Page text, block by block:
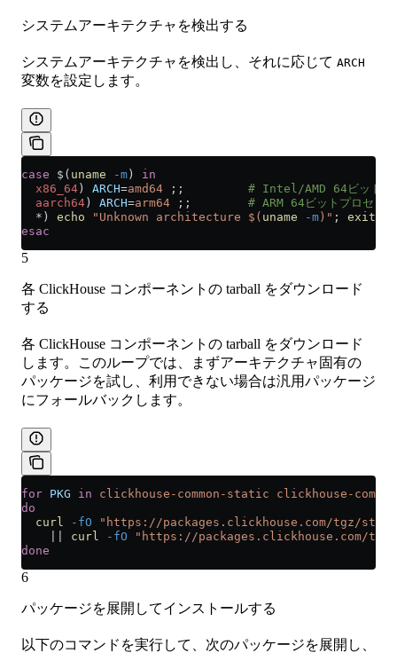
システムアーキテクチャを検出する
システムアーキテクチャを検出し、それに応じて ARCH
変数を設定します。
case $( uname -m) in
  x86_64
) ARCH=amd64 ;; # Intel/AMD 64ビットプ
  aarch64
) ARCH=arm64 ;; # ARM 64ビットプロセッ
  *)
echo "Unknown architecture $( uname -m)" ; exit
esac
5
各 ClickHouse コンポーネントの tarball をダウンロード
する
各 ClickHouse コンポーネントの tarball をダウンロード
します。このループでは、まずアーキテクチャ固有の
パッケージを試し、利用できない場合は汎用パッケージ
にフォールバックします。
for PKG in clickhouse-common-static clickhouse-
do
  curl
-fO "https://packages.clickhouse.com/tgz/
curl -fO "https://packages.clickhouse.com/
done
6
パッケージを展開してインストールする
以下のコマンドを実行して、次のパッケージを展開し、